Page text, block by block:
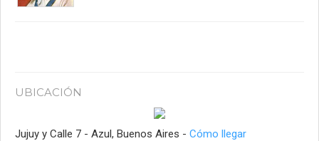
UBICACIÓN
Jujuy y Calle 7 - Azul, Buenos Aires - Cómo llegar